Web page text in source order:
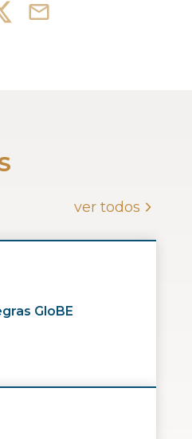
ver todos
GloBE